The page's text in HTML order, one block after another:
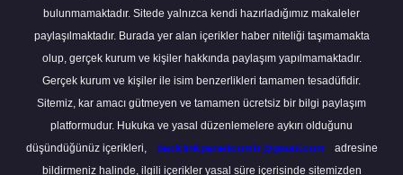
bulunmamaktadır. Sitede yalnızca kendi hazırladığımız makaleler
paylaşılmaktadır. Burada yer alan içerikler haber niteliği taşımamakta
olup, gerçek kurum ve kişiler hakkında paylaşım yapılmamaktadır.
Gerçek kurum ve kişiler ile isim benzerlikleri tamamen tesadüfidir.
Sitemiz, kar amacı gütmeyen ve tamamen ücretsiz bir bilgi paylaşım
platformudur. Hukuka ve yasal düzenlemelere aykırı olduğunu
düşündüğünüz içerikleri,
backlinkpanelicomtr@gmail.com
adresine
bildirmeniz halinde, ilgili içerikler yasal süre içerisinde sitemizden